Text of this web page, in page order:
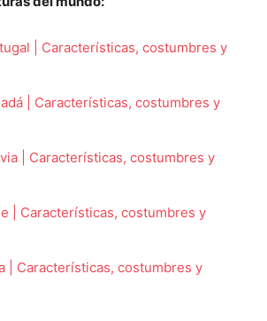
| Características, costumbres y
| Características, costumbres y
| Características, costumbres y
| Características, costumbres y
| Características, costumbres y